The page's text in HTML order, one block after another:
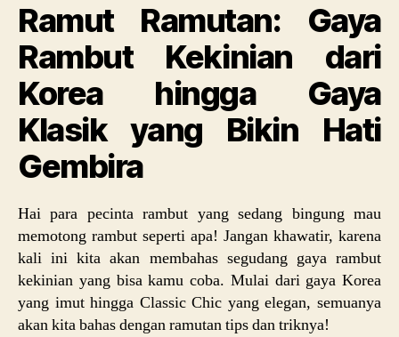
Ramut Ramutan: Gaya
Rambut Kekinian dari
Korea hingga Gaya
Klasik yang Bikin Hati
Gembira
Hai para pecinta rambut yang sedang bingung mau
memotong rambut seperti apa! Jangan khawatir, karena
kali ini kita akan membahas segudang gaya rambut
kekinian yang bisa kamu coba. Mulai dari gaya Korea
yang imut hingga Classic Chic yang elegan, semuanya
akan kita bahas dengan ramutan tips dan triknya!